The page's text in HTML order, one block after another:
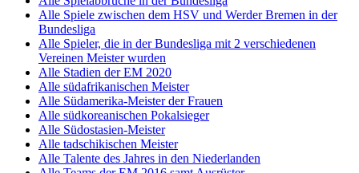
Alle Spiele zwischen dem HSV und Werder Bremen in der
Bundesliga
Alle Spieler, die in der Bundesliga mit 2 verschiedenen
Vereinen Meister wurden
Alle Stadien der EM 2020
Alle südafrikanischen Meister
Alle Südamerika-Meister der Frauen
Alle südkoreanischen Pokalsieger
Alle Südostasien-Meister
Alle tadschikischen Meister
Alle Talente des Jahres in den Niederlanden